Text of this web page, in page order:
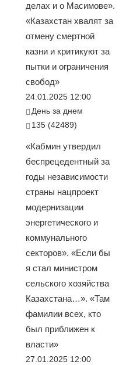
делах и о Масимове».
«Казахстан хвалят за
отмену смертной
казни и критикуют за
пытки и ограничения
свобод»
24.01.2025 12:00
День за днем
135 (42489)
«Кабмин утвердил
беспрецедентный за
годы независимости
страны нацпроект
модернизации
энергетического и
коммунального
секторов». «Если бы
я стал министром
сельского хозяйства
Казахстана…». «Там
фамилии всех, кто
был приближен к
власти»
27.01.2025 12:00